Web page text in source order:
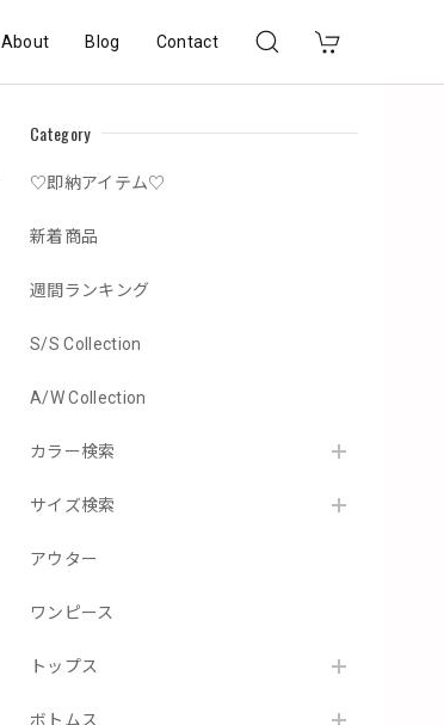
About Blog Contact
Category
♡即納アイテム♡
新着商品
週間ランキング
S/S Collection
A/W Collection
カラー検索
サイズ検索
アウター
ワンピース
トップス
ボトムス